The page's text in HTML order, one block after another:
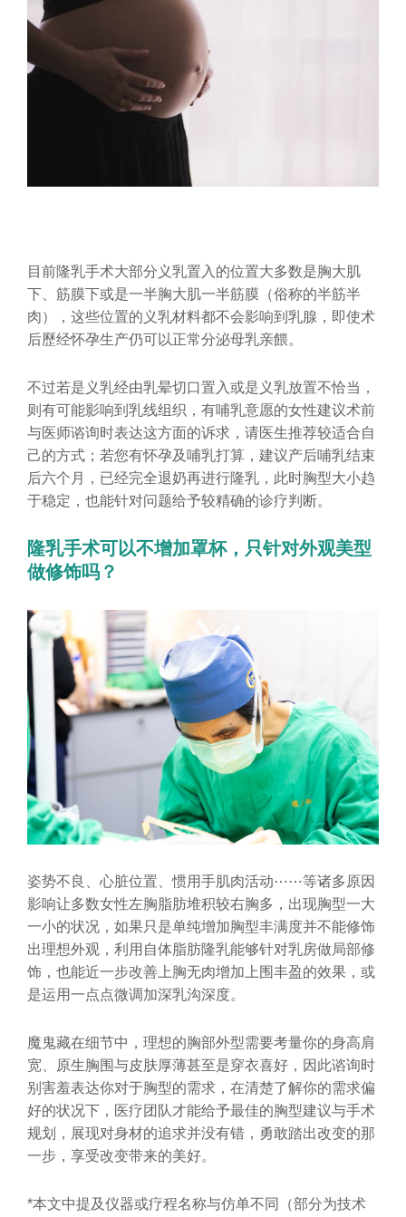
目前隆乳手术大部分义乳置入的位置大多数是胸大肌
下、筋膜下或是一半胸大肌一半筋膜（俗称的半筋半
肉），这些位置的义乳材料都不会影响到乳腺，即使术
后歷经怀孕生产仍可以正常分泌母乳亲餵。
不过若是义乳经由乳晕切口置入或是义乳放置不恰当，
则有可能影响到乳线组织，有哺乳意愿的女性建议术前
与医师谘询时表达这方面的诉求，请医生推荐较适合自
己的方式；若您有怀孕及哺乳打算，建议产后哺乳结束
后六个月，已经完全退奶再进行隆乳，此时胸型大小趋
于稳定，也能针对问题给予较精确的诊疗判断。
隆乳手术可以不增加罩杯，只针对外观美型
做修饰吗？
姿势不良、心脏位置、惯用手肌肉活动⋯⋯等诸多原因
影响让多数女性左胸脂肪堆积较右胸多，出现胸型一大
一小的状况，如果只是单纯增加胸型丰满度并不能修饰
出理想外观，利用自体脂肪隆乳能够针对乳房做局部修
饰，也能近一步改善上胸无肉增加上围丰盈的效果，或
是运用一点点微调加深乳沟深度。
魔鬼藏在细节中，理想的胸部外型需要考量你的身高肩
宽、原生胸围与皮肤厚薄甚至是穿衣喜好，因此谘询时
别害羞表达你对于胸型的需求，在清楚了解你的需求偏
好的状况下，医疗团队才能给予最佳的胸型建议与手术
规划，展现对身材的追求并没有错，勇敢踏出改变的那
一步，享受改变带来的美好。
*本文中提及仪器或疗程名称与仿单不同（部分为技术